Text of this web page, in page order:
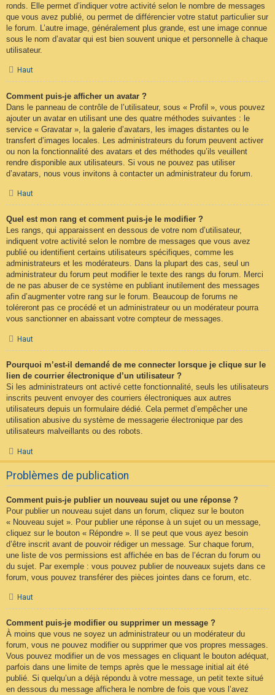
ronds. Elle permet d’indiquer votre activité selon le nombre de messages
que vous avez publié, ou permet de différencier votre statut particulier sur
le forum. L’autre image, généralement plus grande, est une image connue
sous le nom d’avatar qui est bien souvent unique et personnelle à chaque
utilisateur.
Haut
Comment puis-je afficher un avatar ?
Dans le panneau de contrôle de l’utilisateur, sous « Profil », vous pouvez
ajouter un avatar en utilisant une des quatre méthodes suivantes : le
service « Gravatar », la galerie d’avatars, les images distantes ou le
transfert d’images locales. Les administrateurs du forum peuvent activer
ou non la fonctionnalité des avatars et des méthodes qu’ils veuillent
rendre disponible aux utilisateurs. Si vous ne pouvez pas utiliser
d’avatars, nous vous invitons à contacter un administrateur du forum.
Haut
Quel est mon rang et comment puis-je le modifier ?
Les rangs, qui apparaissent en dessous de votre nom d’utilisateur,
indiquent votre activité selon le nombre de messages que vous avez
publié ou identifient certains utilisateurs spécifiques, comme les
administrateurs et les modérateurs. Dans la plupart des cas, seul un
administrateur du forum peut modifier le texte des rangs du forum. Merci
de ne pas abuser de ce système en publiant inutilement des messages
afin d’augmenter votre rang sur le forum. Beaucoup de forums ne
toléreront pas ce procédé et un administrateur ou un modérateur pourra
vous sanctionner en abaissant votre compteur de messages.
Haut
Pourquoi m’est-il demandé de me connecter lorsque je clique sur le
lien de courrier électronique d’un utilisateur ?
Si les administrateurs ont activé cette fonctionnalité, seuls les utilisateurs
inscrits peuvent envoyer des courriers électroniques aux autres
utilisateurs depuis un formulaire dédié. Cela permet d’empêcher une
utilisation abusive du système de messagerie électronique par des
utilisateurs malveillants ou des robots.
Haut
Problèmes de publication
Comment puis-je publier un nouveau sujet ou une réponse ?
Pour publier un nouveau sujet dans un forum, cliquez sur le bouton
« Nouveau sujet ». Pour publier une réponse à un sujet ou un message,
cliquez sur le bouton « Répondre ». Il se peut que vous ayez besoin
d’être inscrit avant de pouvoir rédiger un message. Sur chaque forum,
une liste de vos permissions est affichée en bas de l’écran du forum ou
du sujet. Par exemple : vous pouvez publier de nouveaux sujets dans ce
forum, vous pouvez transférer des pièces jointes dans ce forum, etc.
Haut
Comment puis-je modifier ou supprimer un message ?
À moins que vous ne soyez un administrateur ou un modérateur du
forum, vous ne pouvez modifier ou supprimer que vos propres messages.
Vous pouvez modifier un de vos messages en cliquant le bouton adéquat,
parfois dans une limite de temps après que le message initial ait été
publié. Si quelqu’un a déjà répondu à votre message, un petit texte situé
en dessous du message affichera le nombre de fois que vous l’avez